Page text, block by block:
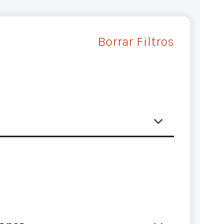
Borrar Filtros